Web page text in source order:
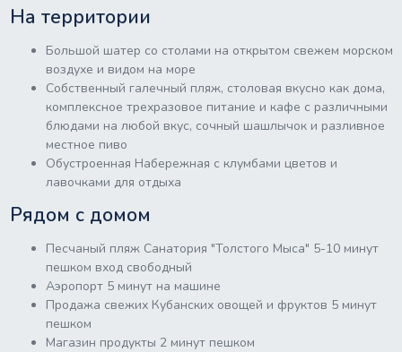
На территории
Большой шатер со столами на открытом свежем морском
воздухе и видом на море
Собственный галечный пляж, столовая вкусно как дома,
комплексное трехразовое питание и кафе с различными
блюдами на любой вкус, сочный шашлычок и разливное
местное пиво
Обустроенная Набережная с клумбами цветов и
лавочками для отдыха
Рядом с домом
Песчаный пляж Санатория "Толстого Мыса" 5-10 минут
пешком вход свободный
Аэропорт 5 минут на машине
Продажа свежих Кубанских овощей и фруктов 5 минут
пешком
Магазин продукты 2 минут пешком